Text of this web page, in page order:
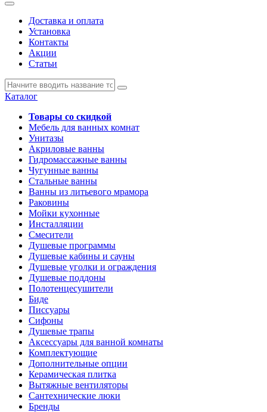
Доставка и оплата
Установка
Контакты
Акции
Статьи
Каталог
Товары со скидкой
Мебель для ванных комнат
Унитазы
Акриловые ванны
Гидромассажные ванны
Чугунные ванны
Стальные ванны
Ванны из литьевого мрамора
Раковины
Мойки кухонные
Инсталляции
Смесители
Душевые программы
Душевые кабины и сауны
Душевые уголки и ограждения
Душевые поддоны
Полотенцесушители
Биде
Писсуары
Сифоны
Душевые трапы
Аксессуары для ванной комнаты
Комплектующие
Дополнительные опции
Керамическая плитка
Вытяжные вентиляторы
Сантехнические люки
Бренды